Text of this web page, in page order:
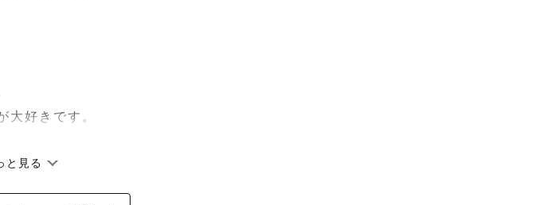
大好きです。
たくさんある家で育ちました。
と見る